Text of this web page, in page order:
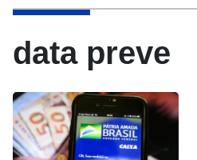
data preve